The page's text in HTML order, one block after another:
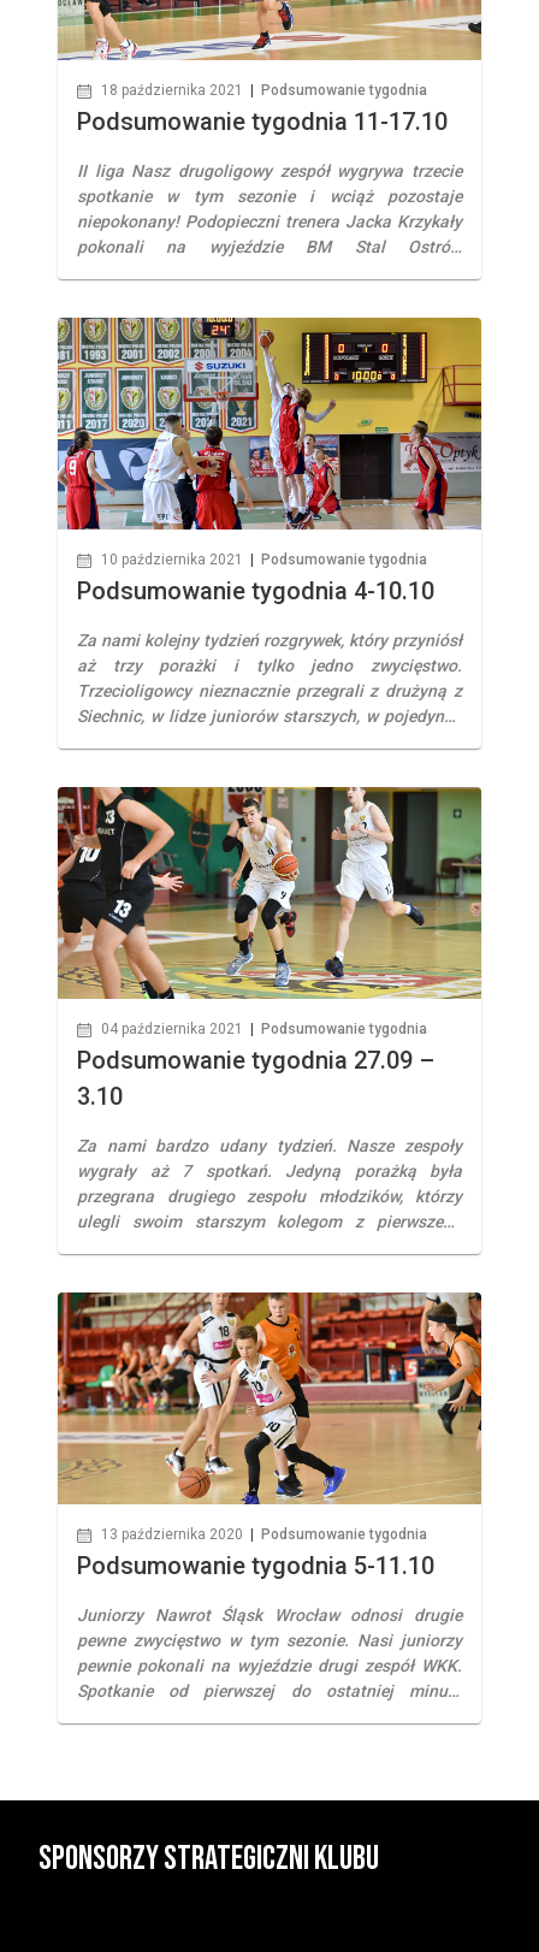
18 października 2021 Podsumowanie tygodnia
Podsumowanie tygodnia 11-17.10
II liga Nasz drugoligowy zespół wygrywa trzecie
spotkanie w tym sezonie i wciąż pozostaje
niepokonany! Podopieczni trenera Jacka Krzykały
pokonali na wyjeździe BM Stal Ostrów
koncie aż 29 punktów! Obecnie zajmujemy 6
miejsce w tabeli. III liga Trzecioligowcy
przegrywają wyjazdowe spotkanie w Legnicy.
Gospodarze wyraźnie […]
10 października 2021 Podsumowanie tygodnia
Podsumowanie tygodnia 4-10.10
Za nami kolejny tydzień rozgrywek, który przyniósł
aż trzy porażki i tylko jedno zwycięstwo.
Trzecioligowcy nieznacznie przegrali z drużyną z
Siechnic, w lidze juniorów starszych, w pojedynku
zespoły młodzików ulegały swoim rówieśnikom z
WKK. III liga Po bardzo zaciętym meczu nasza
trzecioligowa drużyna […]
04 października 2021 Podsumowanie tygodnia
Podsumowanie tygodnia 27.09 –
3.10
Za nami bardzo udany tydzień. Nasze zespoły
wygrały aż 7 spotkań. Jedyną porażką była
przegrana drugiego zespołu młodzików, którzy
ulegli swoim starszym kolegom z pierwszego
Drugoligowcy odnoszą drugie zwycięstwo w tym
sezonie, pokonując, na trudnym terenie KS Sudety
Jelenią Górę. Nasi zawodnicy przejęli kontrolę […]
13 października 2020 Podsumowanie tygodnia
Podsumowanie tygodnia 5-11.10
Juniorzy Nawrot Śląsk Wrocław odnosi drugie
pewne zwycięstwo w tym sezonie. Nasi juniorzy
pewnie pokonali na wyjeździe drugi zespół WKK.
Spotkanie od pierwszej do ostatniej minuty
Sponsorzy strategiczni klubu